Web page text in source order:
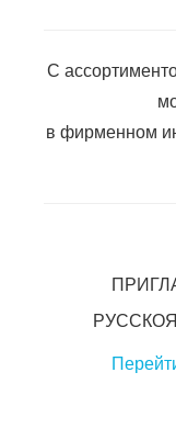
С
в фирменном